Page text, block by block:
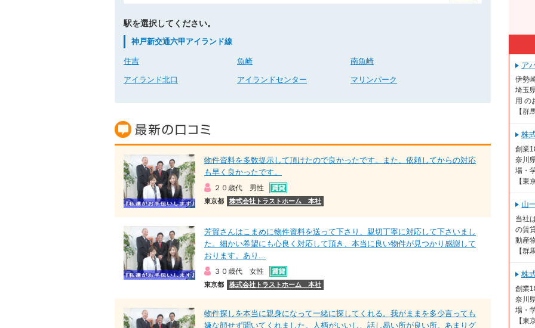
駅を選択してください。
神戸新交通六甲アイランド線
住吉 魚崎 南魚崎
アイランド北口 アイランドセンター マリンパーク
物件資料を多数提示して頂けたので良かったです。また、依頼してからの対応
も早く良かったです。
２０歳代 男性
東京都 株式会社トラストホーム 本社
芳賀さんはこまめに物件資料を送って下さり、親切丁寧に対応して下さいまし
た。細かい希望にも心良く対応して頂き、本当に良い物件が見つかり感謝して
おります。あり...
３０歳代 女性
東京都 株式会社トラストホーム 本社
物件探しを本当に親身になって一緒に探してくれる。我がままを多少言っても
嫌な顔せず聞いてくれました。人柄がいいし、話し易い所が良い所。あまりグ
ア
伊勢
埼玉
用 の
【群
株
創業
奈川
場・
【東
山
当社
の賃
動産
【群
株
創業
奈川
場・
【東